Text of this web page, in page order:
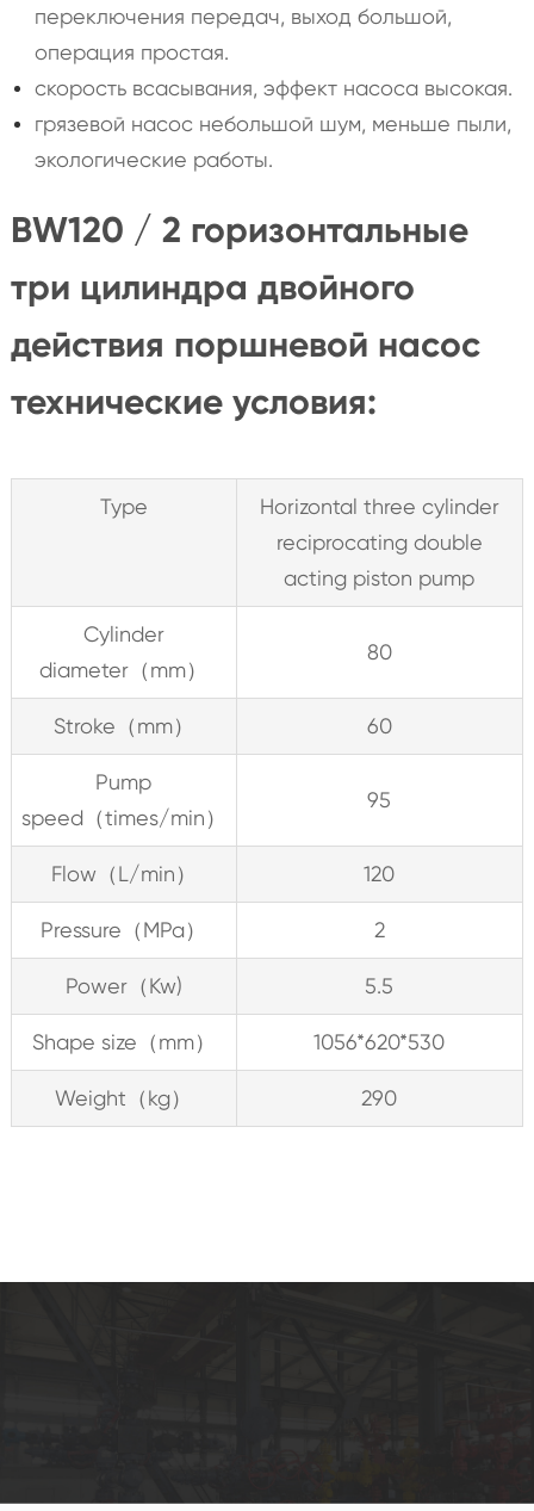
переключения передач, выход большой,
операция простая.
скорость всасывания, эффект насоса высокая.
грязевой насос небольшой шум, меньше пыли,
экологические работы.
BW120 / 2 горизонтальные
три цилиндра двойного
действия поршневой насос
технические условия:
Type
Horizontal three cylinder
reciprocating double
acting piston pump
Cylinder
diameter（mm）
80
Stroke（mm） 60
Pump
speed（times/min）
95
Flow（L/min） 120
Pressure（MPa） 2
Power（Kw) 5.5
Shape size（mm） 1056*620*530
Weight（kg） 290